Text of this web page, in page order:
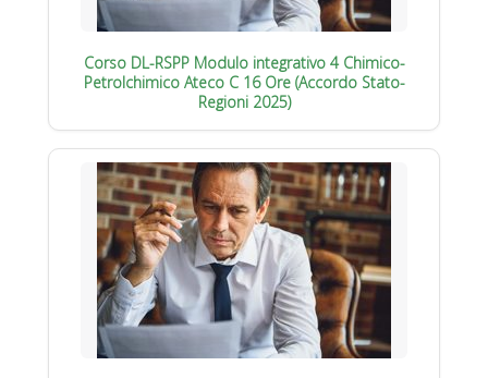
Corso DL-RSPP Modulo integrativo 4 Chimico-
Petrolchimico Ateco C 16 Ore (Accordo Stato-
Regioni 2025)